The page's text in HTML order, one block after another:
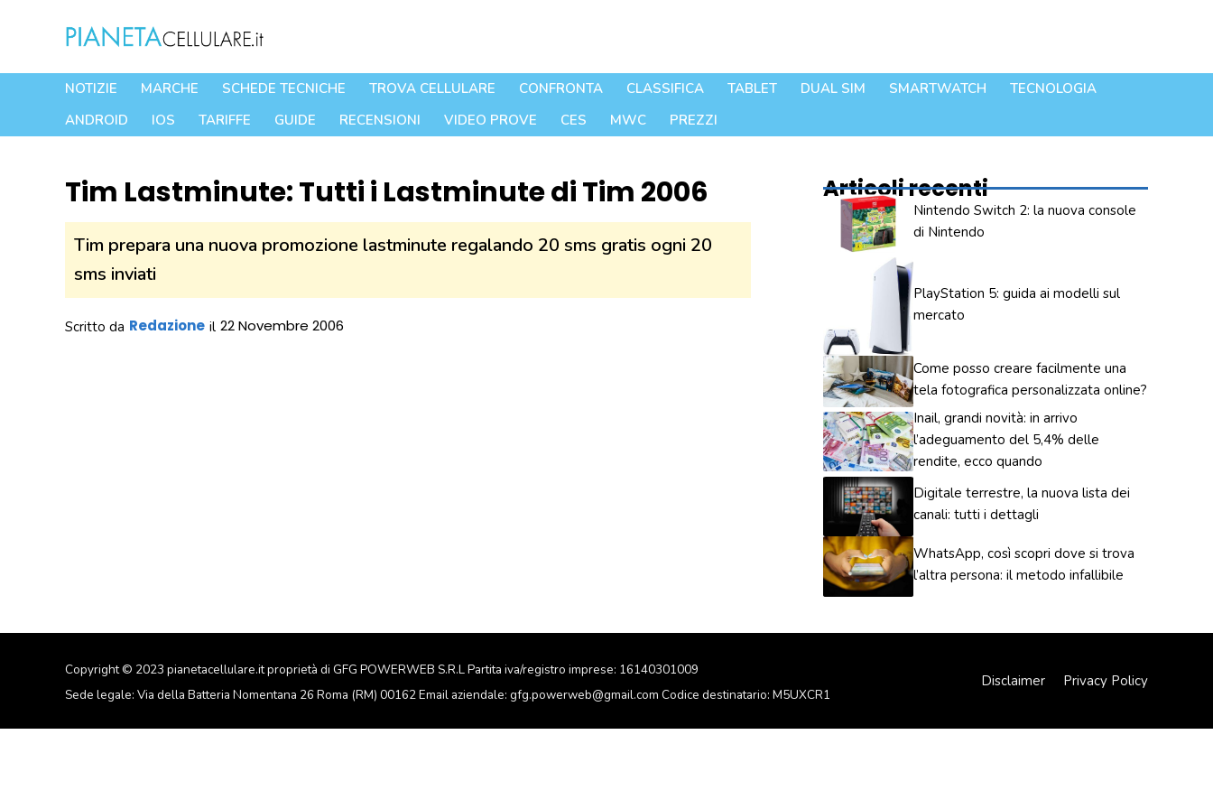
contenuto
NOTIZIE MARCHE SCHEDE TECNICHE TROVA CELLULARE CONFRONTA CLASSIFICA TABLET DUAL SIM SMARTWATCH
TECNOLOGIA
ANDROID
IOS TARIFFE GUIDE RECENSIONI VIDEO PROVE CES MWC PREZZI
Tim Lastminute: Tutti i Lastminute di Tim 2006
Tim prepara una nuova promozione lastminute regalando 20 sms gratis ogni 20
sms inviati
Scritto da Redazione il 22 Novembre 2006
Articoli recenti
Nintendo Switch 2: la nuova console
di Nintendo
PlayStation 5: guida ai modelli sul
mercato
Come posso creare facilmente una
tela fotografica personalizzata online?
Inail, grandi novità: in arrivo
l’adeguamento del 5,4% delle
rendite, ecco quando
Digitale terrestre, la nuova lista dei
canali: tutti i dettagli
WhatsApp, così scopri dove si trova
l’altra persona: il metodo infallibile
Copyright © 2023 pianetacellulare.it proprietà di GFG POWERWEB S.R.L Partita iva/registro imprese: 16140301009
Sede legale: Via della Batteria Nomentana 26 Roma (RM) 00162 Email aziendale: gfg.powerweb@gmail.com Codice destinatario: M5UXCR1
Disclaimer Privacy Policy